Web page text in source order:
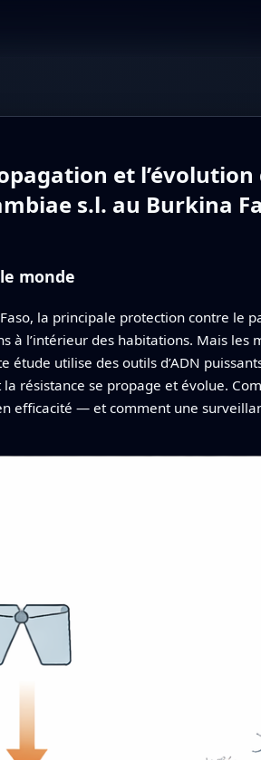
et
s.l. au Burkina
monde
la principale protection contre le
à l’intérieur des habitations. Mais les
utilise des outils d’ADN
résistance se propage et évolue.
efficacité — et comment une